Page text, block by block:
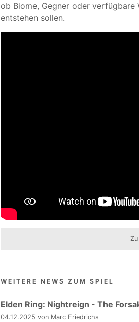
ob Biome, Gegner oder
entstehen sollen.
WEITERE NEWS ZUM SPIEL
Elden Ring: Nightreign - The
04.12.2025 von Marc Friedrichs